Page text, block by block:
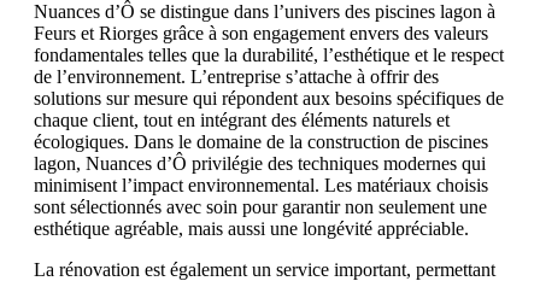
Nuances d’Ô se distingue dans l’univers des piscines lagon à
Feurs et Riorges grâce à son engagement envers des valeurs
fondamentales telles que la durabilité, l’esthétique et le respect
de l’environnement. L’entreprise s’attache à offrir des
solutions sur mesure qui répondent aux besoins spécifiques de
chaque client, tout en intégrant des éléments naturels et
écologiques. Dans le domaine de la construction de piscines
lagon, Nuances d’Ô privilégie des techniques modernes qui
minimisent l’impact environnemental. Les matériaux choisis
sont sélectionnés avec soin pour garantir non seulement une
esthétique agréable, mais aussi une longévité appréciable.
La rénovation est également un service important, permettant